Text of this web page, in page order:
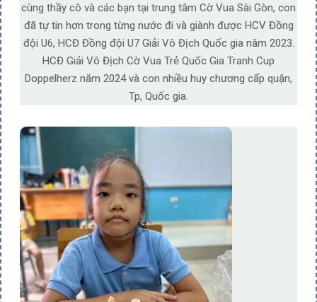
cùng thầy cô và các bạn tại trung tâm Cờ Vua Sài Gòn, con
đã tự tin hơn trong từng nước đi và giành được HCV Đồng
đội U6, HCĐ Đồng đội U7 Giải Vô Địch Quốc gia năm 2023.
HCĐ Giải Vô Địch Cờ Vua Trẻ Quốc Gia Tranh Cup
Doppelherz năm 2024 và con nhiều huy chương cấp quận,
Tp, Quốc gia.